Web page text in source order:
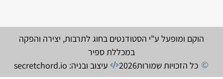
הוקם ומופעל ע"י הסטודנטים בחוג לתרבות, יצירה והפקה
במכללת ספיר
כל הזכויות שמורות2026 עיצוב ובניה: secretchord.io